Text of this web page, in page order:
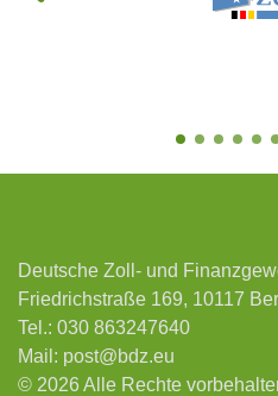
Deutsche Zoll- und
Friedrichstraße 169, 10117
Tel.: 030 863247640
Mail: post@bdz.eu
© 2026 Alle Rechte